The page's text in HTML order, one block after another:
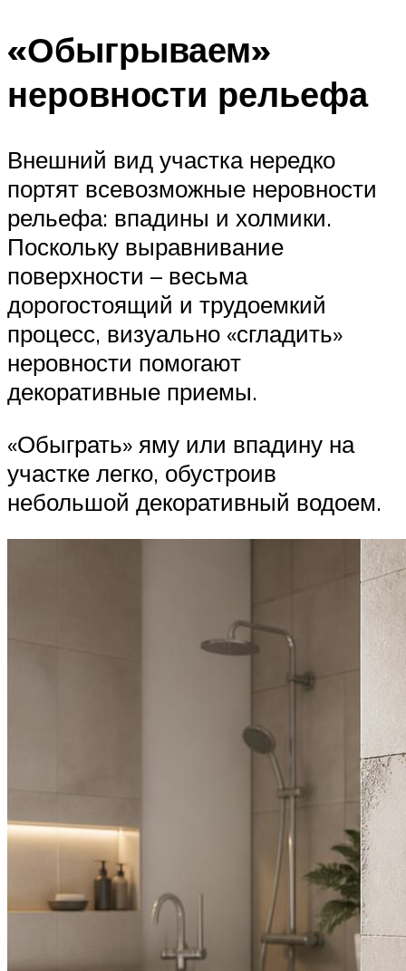
«Обыгрываем»
неровности рельефа
Внешний вид участка нередко
портят всевозможные неровности
рельефа: впадины и холмики.
Поскольку выравнивание
поверхности – весьма
дорогостоящий и трудоемкий
процесс, визуально «сгладить»
неровности помогают
декоративные приемы.
«Обыграть» яму или впадину на
участке легко, обустроив
небольшой декоративный водоем.